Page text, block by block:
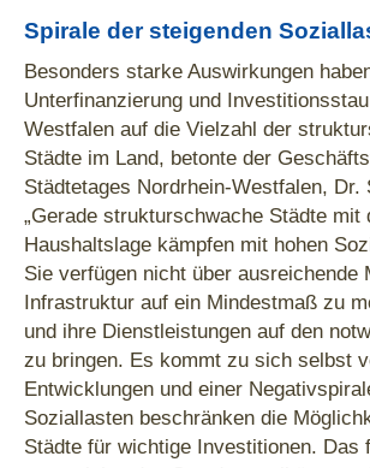
Spirale der steigenden
Besonders starke Auswirkungen
Unterfinanzierung und
Westfalen auf die Vielzahl der
Städte im Land, betonte der
Städtetages Nordrhein-Westfalen, Dr.
„Gerade strukturschwache Städte mit
Haushaltslage kämpfen mit hohen
Sie verfügen nicht über ausreichende
Infrastruktur auf ein Mindestmaß zu
und ihre Dienstleistungen auf den
zu bringen. Es kommt zu sich selbst
Entwicklungen und einer
Soziallasten beschränken die
Städte für wichtige Investitionen. Das